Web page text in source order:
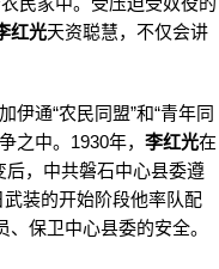
红光天资聪慧，不仅会讲
伊通“农民同盟”和“青年同
之中。1930年， 李红光在
后，中共磐石中心县委遵
装的开始阶段他率队配
保卫中心县委的安全。